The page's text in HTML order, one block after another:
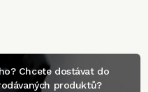
Chcete dostávat do
produktů?